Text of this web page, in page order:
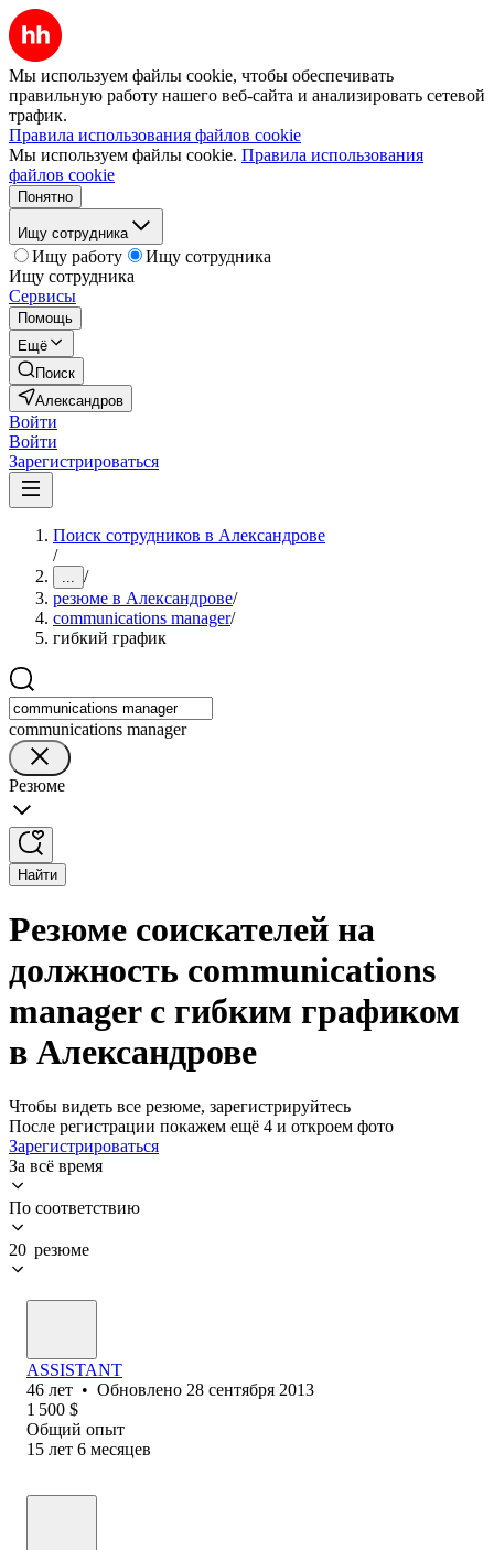
Мы используем файлы cookie, чтобы обеспечивать
правильную работу нашего веб-сайта и анализировать сетевой
трафик.
Правила использования файлов cookie
Мы используем файлы cookie. Правила использования
файлов cookie
Понятно
Ищу сотрудника
Ищу работу
Ищу сотрудника
Ищу сотрудника
Сервисы
Помощь
Ещё
Поиск
Александров
Войти
Войти
Зарегистрироваться
Поиск сотрудников в Александрове
/
... /
резюме в Александрове/
communications manager/
гибкий график
communications manager
Резюме
Найти
Резюме соискателей на
должность communications
manager с гибким графиком
в Александрове
Чтобы видеть все резюме, зарегистрируйтесь
После регистрации покажем ещё 4 и откроем фото
Зарегистрироваться
За всё время
По соответствию
20 резюме
ASSISTANT
46 лет • Обновлено 28 сентября 2013
1 500 $
Общий опыт
15 лет 6 месяцев